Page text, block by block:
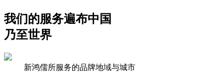
我们的服务遍布中国
乃至世界
新鸿儒所服务的品牌地域与城市